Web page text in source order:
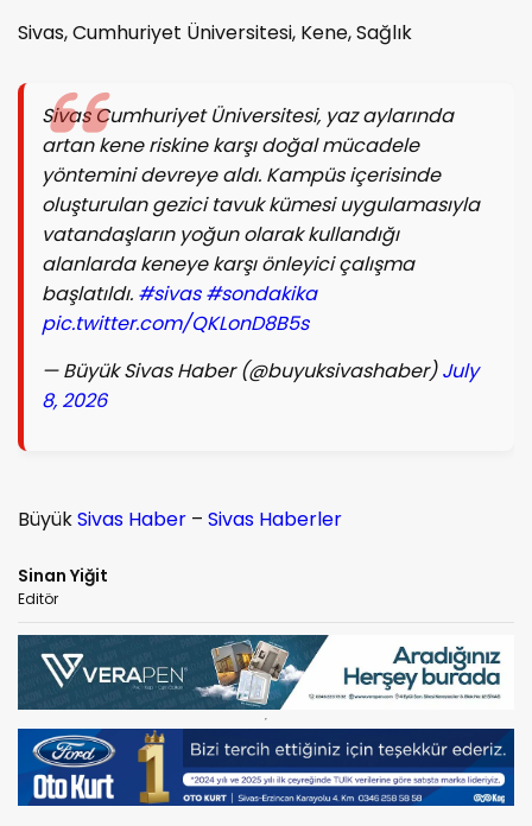
Sivas, Cumhuriyet Üniversitesi, Kene, Sağlık
Sivas Cumhuriyet Üniversitesi, yaz aylarında
artan kene riskine karşı doğal mücadele
yöntemini devreye aldı. Kampüs içerisinde
oluşturulan gezici tavuk kümesi uygulamasıyla
vatandaşların yoğun olarak kullandığı
alanlarda keneye karşı önleyici çalışma
başlatıldı. #sivas #sondakika
pic.twitter.com/QKLonD8B5s
— Büyük Sivas Haber (@buyuksivashaber)July
8, 2026
BüyükSivas Haber – Sivas Haberler
Sinan Yiğit
Editör